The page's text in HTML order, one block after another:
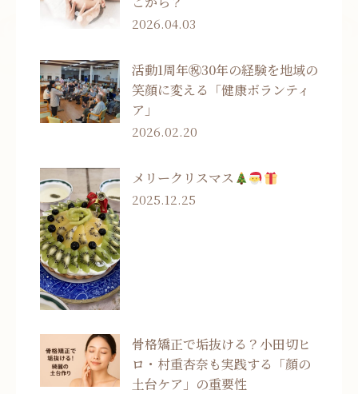
2026.04.03
活動1周年㊗30年の経験を地域の
笑顔に変える「健康ボランティ
ア」
2026.02.20
メリークリスマス
2025.12.25
骨格矯正で垢抜ける？小田切ヒ
ロ・村重杏奈も実践する「顔の
土台ケア」の重要性